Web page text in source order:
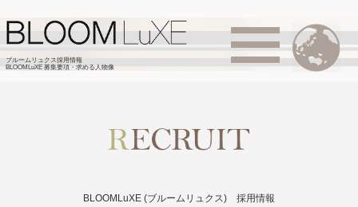
ブルームリュクス採用情報
BLOOMLuXE 募集要項・求める人物像
BLOOMLuXE (ブルームリュクス) 採用情報